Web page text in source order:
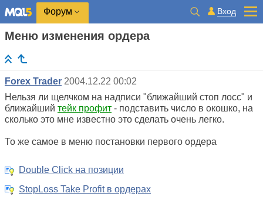
Форум Вход
Меню изменения ордера
Forex Trader 2004.12.22 00:02
Нельзя ли щелчком на надписи "ближайший стоп лосс" и
ближайший тейк профит - подставить число в окошко, на
сколько это мне известно это сделать очень легко.
То же самое в меню постановки первого ордера
Double Click на позиции
StopLoss Take Profit в ордерах